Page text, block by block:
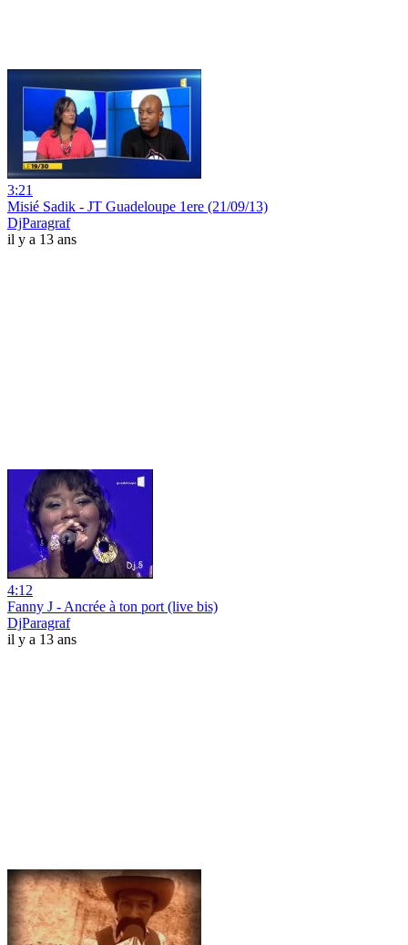
3:21
Misié Sadik - JT Guadeloupe 1ere (21/09/13)
DjParagraf
il y a 13 ans
4:12
Fanny J - Ancrée à ton port (live bis)
DjParagraf
il y a 13 ans